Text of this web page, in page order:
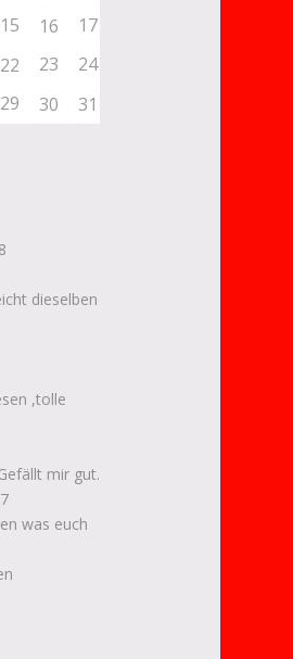
15 16
17
22 23
24
29 30 31
dieselben
,tolle
mir gut.
was euch